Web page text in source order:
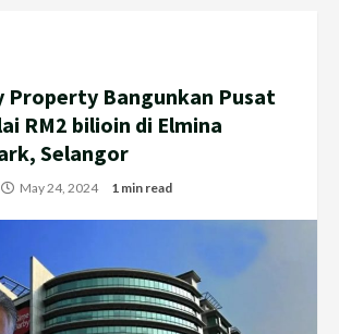
Property Bangunkan Pusat
RM2 bilioin di Elmina
Selangor
May 24, 2024 1 min read